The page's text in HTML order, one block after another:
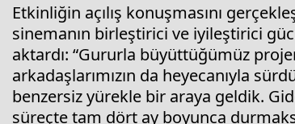
Etkinliğin açılış konuşmasını
sinemanın birleştirici ve iyileştirici
aktardı: “Gururla büyüttüğümüz
arkadaşlarımızın da heyecanıyla
benzersiz yürekle bir araya geldik.
süreçte tam dört ay boyunca